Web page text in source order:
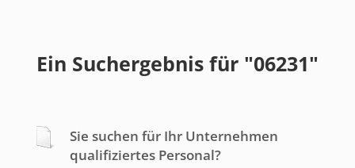
Ein Suchergebnis für "06231"
Sie suchen für Ihr Unternehmen
qualifiziertes Personal?